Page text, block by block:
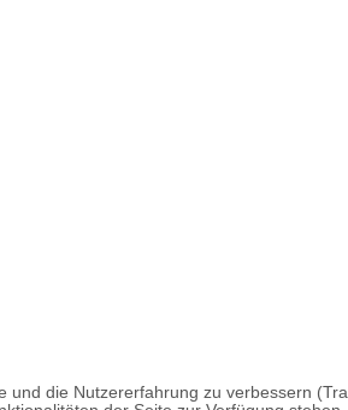
die Nutzererfahrung zu verbessern